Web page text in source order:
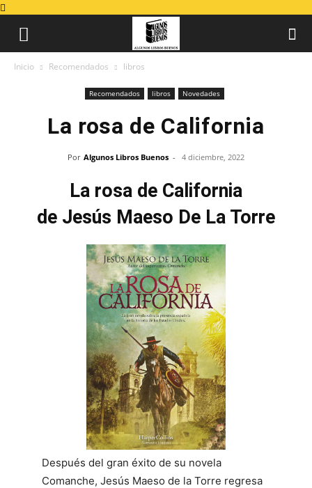
Inicio Recomendados libros
Recomendados libros Novedades
La rosa de California
Por Algunos Libros Buenos - 4 diciembre, 2022
La rosa de California
de Jesús Maeso De La Torre
Después del gran éxito de su novela
Comanche, Jesús Maeso de la Torre regresa